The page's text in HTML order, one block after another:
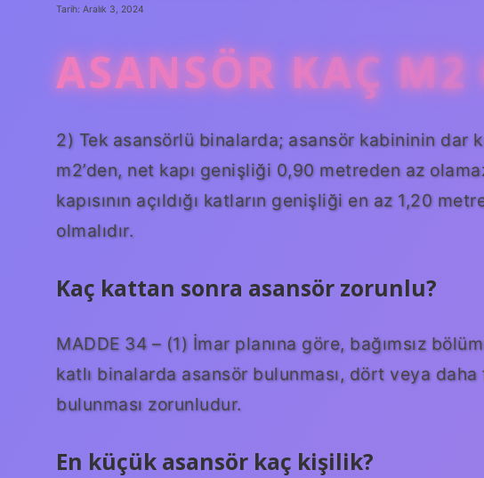
Tarih: Aralık 3, 2024
ASANSÖR KAÇ
2) Tek asansörlü binalarda; asansör kabininin dar
m2’den, net kapı genişliği 0,90 metreden az
kapısının açıldığı katların genişliği en az 1,20
olmalıdır.
Kaç kattan sonra asansör zorunlu?
MADDE 34 – (1) İmar planına göre, bağımsız
katlı binalarda asansör bulunması, dört veya
bulunması zorunludur.
En küçük asansör kaç kişilik?